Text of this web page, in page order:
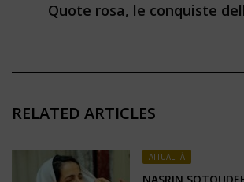
Quote rosa, le conquiste
RELATED ARTICLES
ATTUALITÀ